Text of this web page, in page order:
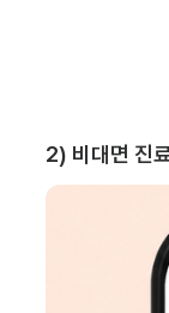
2) 비대면 진